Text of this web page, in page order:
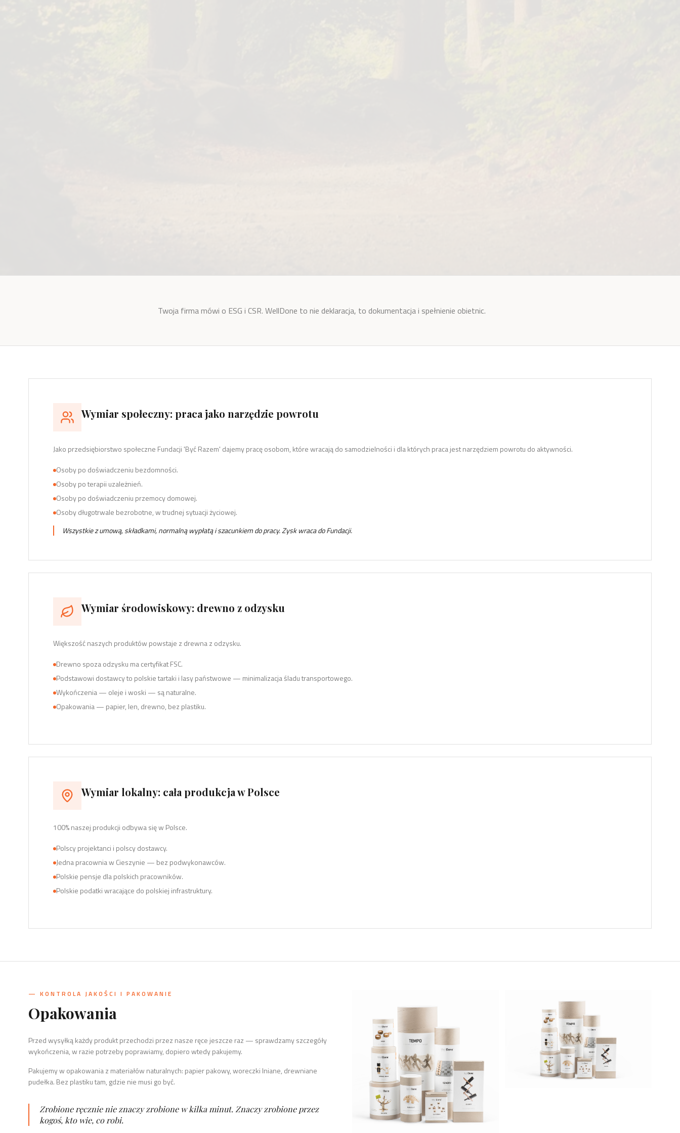
Twoja firma mówi o ESG i CSR. WellDone to nie deklaracja, to dokumentacja i spełnienie obietnic.
Wymiar społeczny: praca jako narzędzie powrotu
Jako przedsiębiorstwo społeczne Fundacji 'Być Razem' dajemy pracę osobom, które wracają do samodzielności i dla których praca jest narzędziem powrotu do aktywności.
Osoby po doświadczeniu bezdomności.
Osoby po terapii uzależnień.
Osoby po doświadczeniu przemocy domowej.
Osoby długotrwale bezrobotne, w trudnej sytuacji życiowej.
Wszystkie z umową, składkami, normalną wypłatą i szacunkiem do pracy. Zysk wraca do Fundacji.
Wymiar środowiskowy: drewno z odzysku
Większość naszych produktów powstaje z drewna z odzysku.
Drewno spoza odzysku ma certyfikat FSC.
Podstawowi dostawcy to polskie tartaki i lasy państwowe — minimalizacja śladu transportowego.
Wykończenia — oleje i woski — są naturalne.
Opakowania — papier, len, drewno, bez plastiku.
Wymiar lokalny: cała produkcja w Polsce
100% naszej produkcji odbywa się w Polsce.
Polscy projektanci i polscy dostawcy.
Jedna pracownia w Cieszynie — bez podwykonawców.
Polskie pensje dla polskich pracowników.
Polskie podatki wracające do polskiej infrastruktury.
— KONTROLA JAKOŚCI I PAKOWANIE
Opakowania
Przed wysyłką każdy produkt przechodzi przez nasze ręce jeszcze raz — sprawdzamy szczegóły
wykończenia, w razie potrzeby poprawiamy, dopiero wtedy pakujemy.
Pakujemy w opakowania z materiałów naturalnych: papier pakowy, woreczki lniane, drewniane
pudełka. Bez plastiku tam, gdzie nie musi go być.
Zrobione ręcznie nie znaczy zrobione w kilka minut. Znaczy zrobione przez
kogoś, kto wie, co robi.